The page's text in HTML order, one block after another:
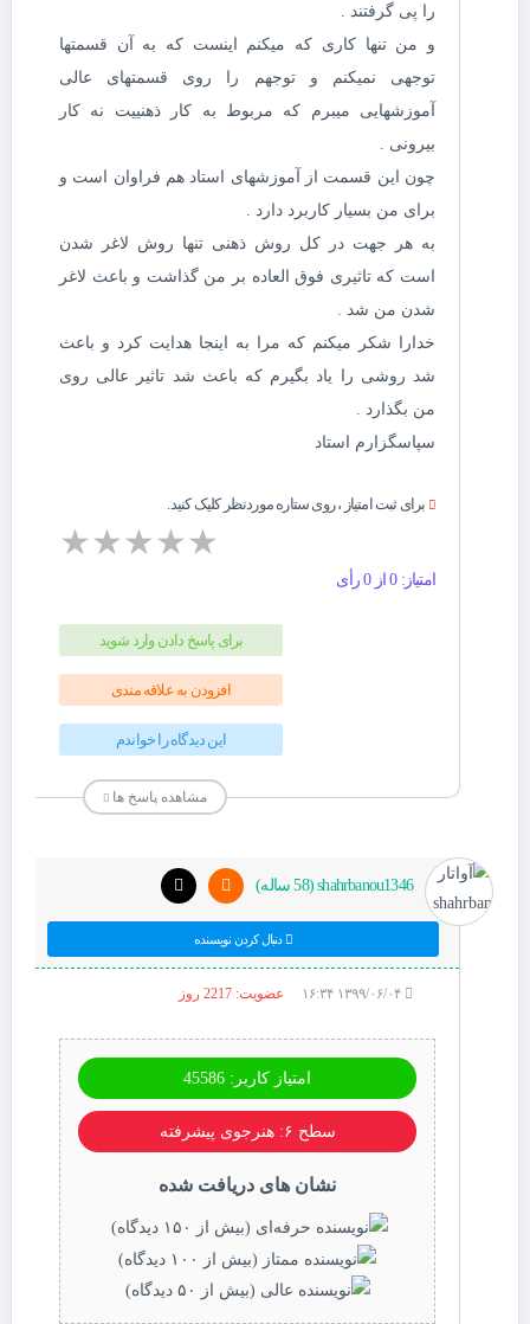
را پی گرفتند .
و من تنها کاری که میکنم اینست که به آن قسمتها
توجهی نمیکنم و توجهم را روی قسمتهای عالی
آموزشهایی میبرم که مربوط به کار ذهنییت نه کار
بیرونی ‌.
چون این قسمت از آموزشهای استاد هم فراوان است و
برای من بسیار کاربرد دارد .
به هر جهت در کل روش ذهنی تنها روش لاغر شدن
است که تاثیری فوق العاده بر من گذاشت و باعث لاغر
شدن من شد .
خدارا شکر میکنم که مرا به اینجا هدایت کرد و باعث
شد روشی را یاد بگیرم که باعث شد تاثیر عالی روی
من بگذارد .
سپاسگزارم استاد
برای ثبت امتیاز ، روی ستاره موردنظر کلیک کنید.
★★★★★
امتیاز: 0 از 0 رأی
برای پاسخ دادن وارد شوید
افزودن به علاقه مندی
این دیدگاه را خواندم
مشاهده پاسخ ها
shahrbanou1346 (58 ساله)
دنبال کردن نویسنده
عضویت: 2217 روز
امتیاز کاربر: 45586
سطح ۶: هنرجوی پیشرفته
نشان های دریافت شده